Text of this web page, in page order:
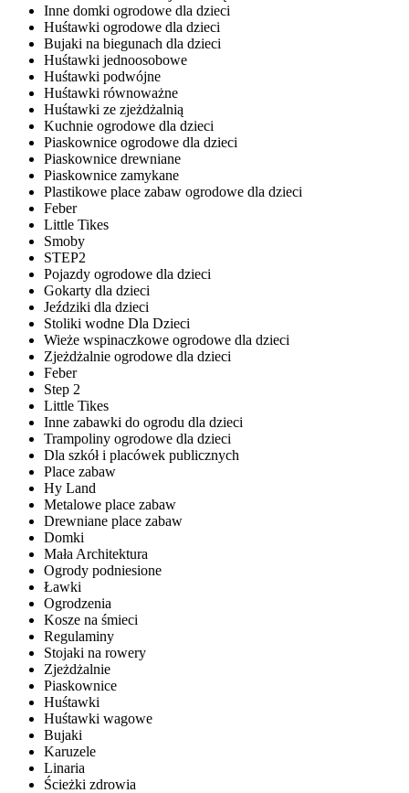
Inne domki ogrodowe dla dzieci
Huśtawki ogrodowe dla dzieci
Bujaki na biegunach dla dzieci
Huśtawki jednoosobowe
Huśtawki podwójne
Huśtawki równoważne
Huśtawki ze zjeżdżalnią
Kuchnie ogrodowe dla dzieci
Piaskownice ogrodowe dla dzieci
Piaskownice drewniane
Piaskownice zamykane
Plastikowe place zabaw ogrodowe dla dzieci
Feber
Little Tikes
Smoby
STEP2
Pojazdy ogrodowe dla dzieci
Gokarty dla dzieci
Jeździki dla dzieci
Stoliki wodne Dla Dzieci
Wieże wspinaczkowe ogrodowe dla dzieci
Zjeżdżalnie ogrodowe dla dzieci
Feber
Step 2
Little Tikes
Inne zabawki do ogrodu dla dzieci
Trampoliny ogrodowe dla dzieci
Dla szkół i placówek publicznych
Place zabaw
Hy Land
Metalowe place zabaw
Drewniane place zabaw
Domki
Mała Architektura
Ogrody podniesione
Ławki
Ogrodzenia
Kosze na śmieci
Regulaminy
Stojaki na rowery
Zjeżdżalnie
Piaskownice
Huśtawki
Huśtawki wagowe
Bujaki
Karuzele
Linaria
Ścieżki zdrowia